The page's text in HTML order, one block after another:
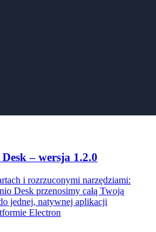
– wersja 1.2.0
i rozrzuconymi narzędziami:
Desk przenosimy całą Twoją
jednej, natywnej aplikacji
Electron